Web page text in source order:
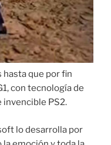
hasta que por fin
con tecnología de
invencible PS2.
lo desarrolla por